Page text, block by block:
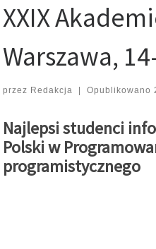
XXIX
Warszawa,
przez Redakcja Opublikowano
Najlepsi studenci
Polski w
programistycznego